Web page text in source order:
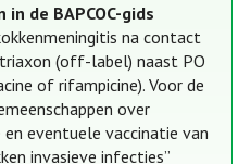
de BAPCOC-gids
na contact
(off-label) naast PO
of rifampicine). Voor de
over
eventuele vaccinatie van
invasieve infecties”